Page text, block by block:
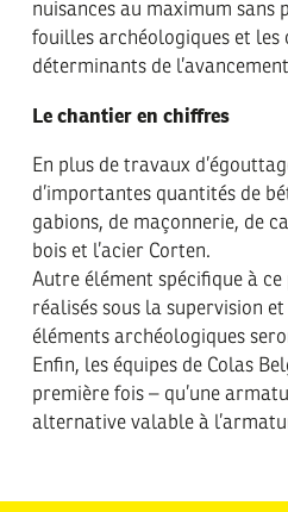
nuisances au maximum
fouilles archéologiques et
déterminants de
Le chantier en chiffres
En plus de travaux
d’importantes quantités de
gabions, de maçonnerie, de
bois et l’acier Corten.
Autre élément spécifique à
réalisés sous la supervision
éléments archéologiques
Enfin, les équipes de Colas
première fois – qu’une
alternative valable à